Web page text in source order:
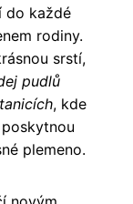
do každé
rodiny.
srstí,
pudlů
, kde
plemeno.